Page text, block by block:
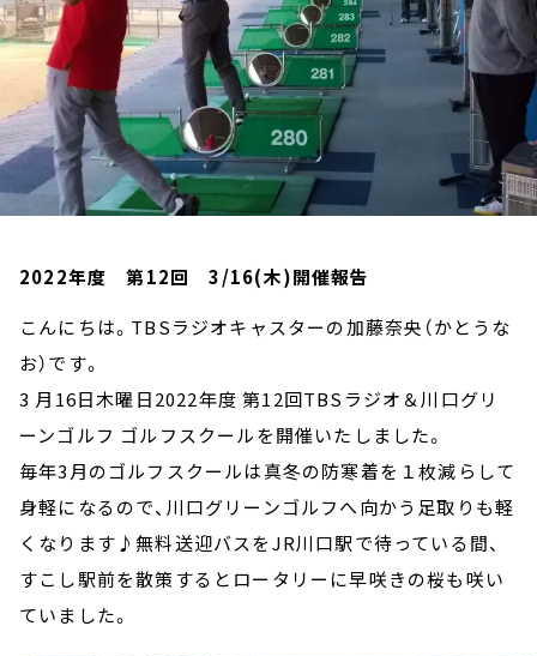
2022年度 第12回 3/16(木)開催報告
こんにちは。TBSラジオキャスターの加藤奈央（かとうな
お）です。
3 月16日木曜日2022年度 第12回TBSラジオ＆川口グリ
ーンゴルフ ゴルフスクールを開催いたしました。
毎年3月のゴルフスクールは真冬の防寒着を１枚減らして
身軽になるので、川口グリーンゴルフへ向かう足取りも軽
くなります♪無料送迎バスをJR川口駅で待っている間、
すこし駅前を散策するとロータリーに早咲きの桜も咲い
ていました。